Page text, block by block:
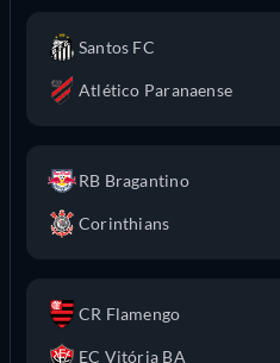
Santos FC
Atlético Paranaense
RB Bragantino
Corinthians
CR Flamengo
EC Vitória BA